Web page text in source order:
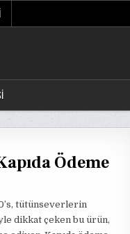
Ödeme
tütünseverlerin
dikkat çeken bu ürün,